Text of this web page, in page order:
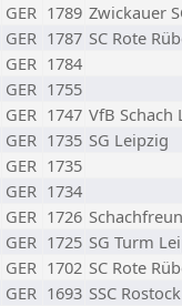
GER 1789 Zwickauer
GER 1787 SC Rote
GER 1784
GER 1755
GER 1747 VfB Schach
GER 1735 SG Leipzig
GER 1735
GER 1734
GER 1726
GER 1725 SG Turm
GER 1702 SC Rote
GER 1693 SSC